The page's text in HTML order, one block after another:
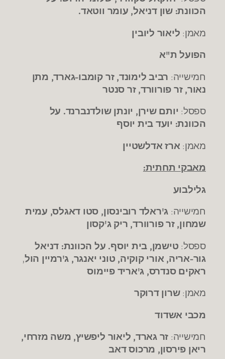
הכוונת: שון דניאל, עומר ווטאד.
מאמן: ליאור ליובין
הפועל ת"א
חמישייה: רביב לימונד, זר קומבו-גארד, מתן
נאור, זר פורוורד, זר סנטר
ספסל: יותם שירן, יונתן שולדנברנד. על
הכוונת: יועד בית יוסף
מאמן: ארז אדלשטיין
מאבקי תחתית:
גלילבוע
חמישייה: ג'ראלד רובינסון, סטו דאגלס, עמית
שמחון, זר פורוורד, ריק ג'קסון
ספסל: טישמן, בית יוסף. על הכוונת: דניאל
גור-אריה, אורי קוקיה, טוני יאנגר, ג'רמיין הול,
ראקים סנדרס, ג'אריד פיימוס
מאמן:שרון דרוקר
מכבי אשדוד
חמישייה: זר גארד, ליאור ליפשיץ, משה מזרחי,
ריאן פירסון, מרכוס דאב